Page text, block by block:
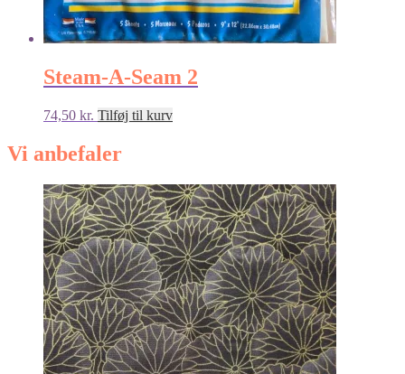
Steam-A-Seam 2
74,50 kr. Tilføj til kurv
Vi anbefaler